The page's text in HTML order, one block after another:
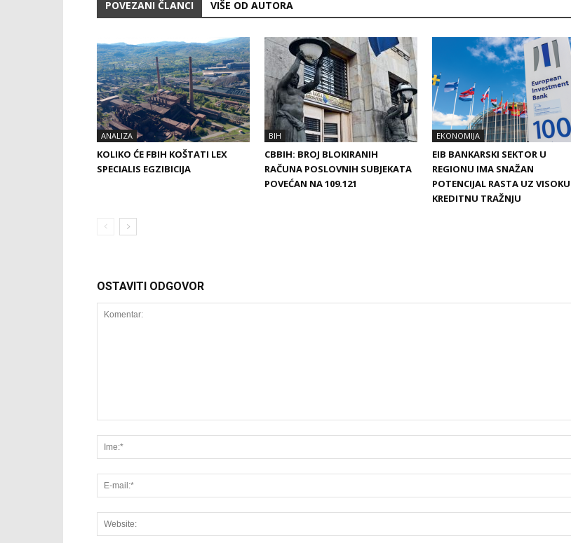
POVEZANI ČLANCI VIŠE OD AUTORA
ANALIZA
KOLIKO ĆE FBIH KOŠTATI LEX
SPECIALIS EGZIBICIJA
BIH
CBBIH: BROJ BLOKIRANIH
RAČUNA POSLOVNIH SUBJEKATA
POVEĆAN NA 109.121
EKONOMIJA
EIB BANKARSKI SEKTOR U
REGIONU IMA SNAŽAN
POTENCIJAL RASTA UZ VISOKU
KREDITNU TRAŽNJU
OSTAVITI ODGOVOR